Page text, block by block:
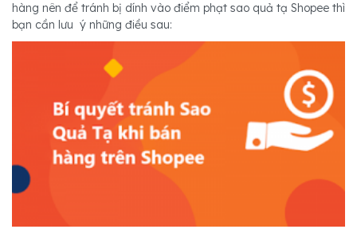
hàng nên để tránh bị dính vào điểm phạt sao quả tạ Shopee thì
bạn cần lưu ý những điều sau: